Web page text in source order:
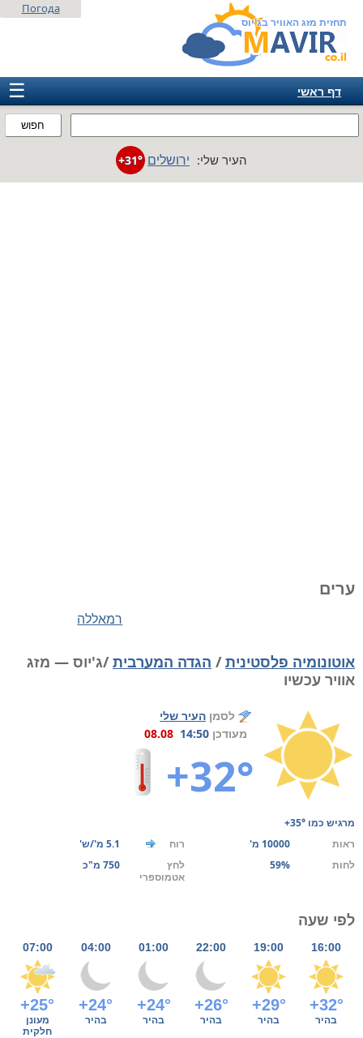
תחזית מזג האוויר בג'יוס
חפוש
Погода
☰
דף ראשי
אמריקה
העיר שלי: ירושלים +31°
ערים
רמאללה
אוטונומיה פלסטינית/ הגדה המערבית/ג'יוס — מזג
אוויר עכשיו
לסמן העיר שלי
מעודכן 14:50
08.08
+32°
מרגיש כמו +35°
ראות
10000 מ' רוח
5.1 מ'/ש'
לחות
59%
לחץ
אטמוספרי
750 מ"כ
לפי שעה
16:00
19:00
22:00
01:00
04:00
07:00
+32°
+29°
+26°
+24°
+24°
+25°
בהיר בהיר בהיר בהיר בהיר
מעונן
חלקית